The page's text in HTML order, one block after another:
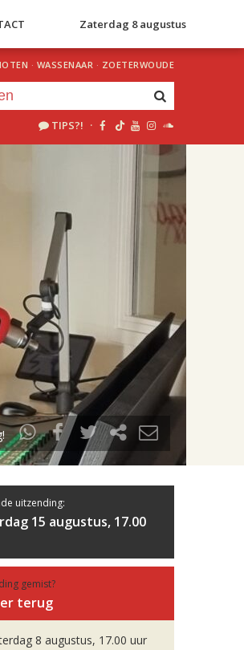
Zaterdag 8 augustus
· WASSENAAR · ZOETERWOUDE
TIPS?! ·
uur 1 van 2
Volgend uur
uitzending:
15 augustus, 17.00
gemist?
terug
8 augustus, 17.00 uur